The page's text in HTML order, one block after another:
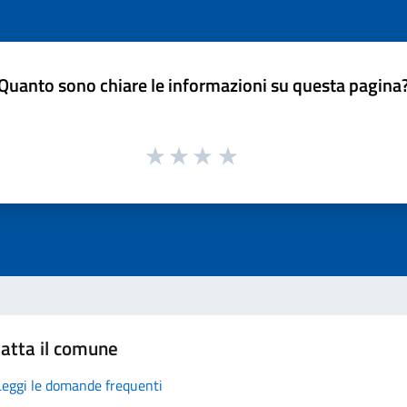
sono chiare le informazioni su questa
il comune
le domande frequenti